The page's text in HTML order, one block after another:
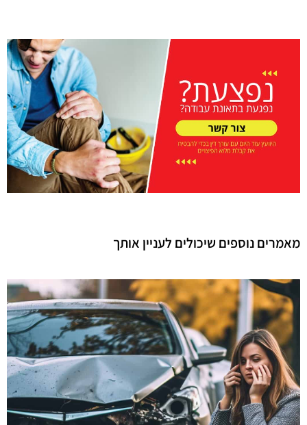
מאמרים נוספים שיכולים לעניין אותך